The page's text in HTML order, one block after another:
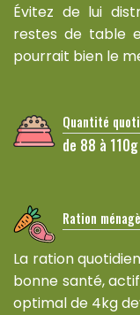
Évitez de lui
restes de table
pourrait bien le
Quantité
de 88 à
Ration
La ration
bonne santé,
optimal de 4kg